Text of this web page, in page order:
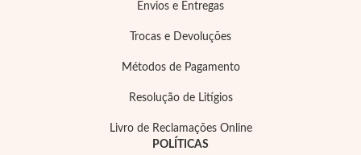
Joias de Festa
Envios e Entregas
Trocas e Devoluções
Métodos de Pagamento
Resolução de Litígios
Livro de Reclamações Online
POLÍTICAS